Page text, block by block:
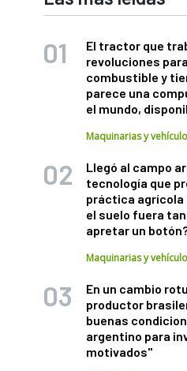
El tractor que
revoluciones
combustible y
parece una
el mundo,
Maquinarias y
Llegó al campo
tecnología que
práctica agrícola
el suelo fuera
apretar un
Maquinarias y
En un cambio
productor
buenas
argentino para
motivados"